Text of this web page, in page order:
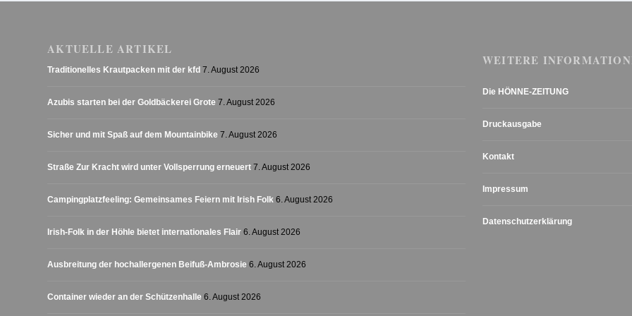
AKTUELLE ARTIKEL
Traditionelles Krautpacken mit der kfd 7. August 2026
Azubis starten bei der Goldbäckerei Grote 7. August 2026
Sicher und mit Spaß auf dem Mountainbike 7. August 2026
Straße Zur Kracht wird unter Vollsperrung erneuert 7. August 2026
Campingplatzfeeling: Gemeinsames Feiern mit Irish Folk 6. August 2026
Irish-Folk in der Höhle bietet internationales Flair 6. August 2026
Ausbreitung der hochallergenen Beifuß-Ambrosie 6. August 2026
Container wieder an der Schützenhalle 6. August 2026
WEITERE
Die HÖNNE-ZEITUNG
Druckausgabe
Kontakt
Impressum
Datenschutzerklärung